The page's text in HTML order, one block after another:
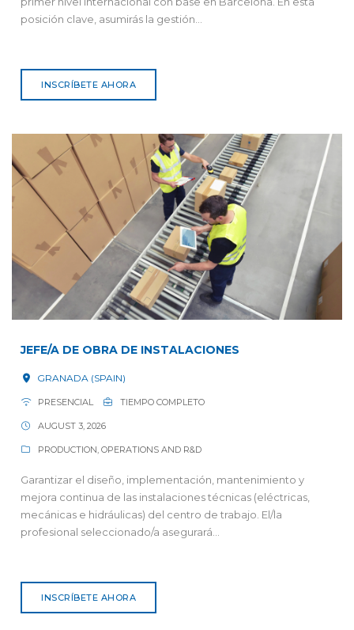
posición clave, asumirás la gestión...
INSCRÍBETE AHORA
JEFE/A DE OBRA DE INSTALACIONES
GRANADA (SPAIN)
PRESENCIAL TIEMPO COMPLETO
AUGUST 3, 2026
PRODUCTION, OPERATIONS AND R&D
Garantizar el diseño, implementación, mantenimiento y
mejora continua de las instalaciones técnicas (eléctricas,
mecánicas e hidráulicas) del centro de trabajo. El/la
profesional seleccionado/a asegurará...
INSCRÍBETE AHORA